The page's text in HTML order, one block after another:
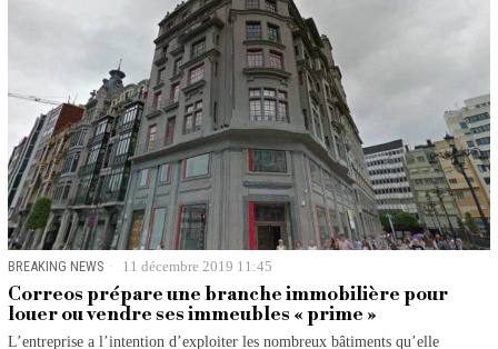
BREAKING NEWS 11 décembre 2019 11:45
Correos prépare une branche immobilière pour
louer ou vendre ses immeubles « prime »
L’entreprise a l’intention d’exploiter les nombreux bâtiments qu’elle